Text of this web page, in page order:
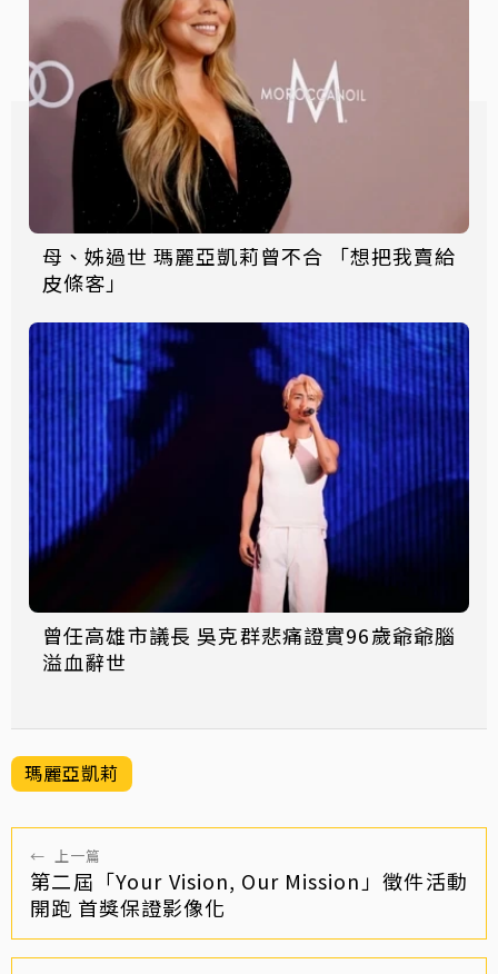
母、姊過世 瑪麗亞凱莉曾不合 「想把我賣給
皮條客」
曾任高雄市議長 吳克群悲痛證實96歲爺爺腦
溢血辭世
瑪麗亞凱莉
← 上一篇
第二屆「Your Vision, Our Mission」徵件活動
開跑 首獎保證影像化